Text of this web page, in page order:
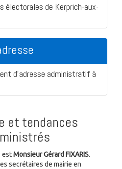
électorales de Kerprich-aux-
d'adresse administratif à
et tendances
estMonsieur Gérard FIXARIS.
secrétaires de mairie en